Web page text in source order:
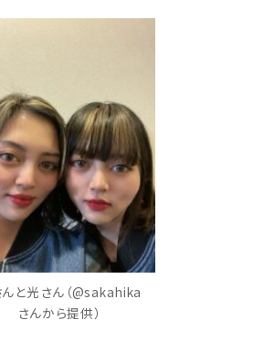
と光さん（@sakahika
さんから提供）